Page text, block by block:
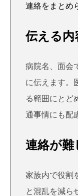
連絡をまとめ
伝える内
病院名、面会
に伝えます。
る範囲にとど
通事情にも配
連絡が難
家族内で役割
と混乱を減ら